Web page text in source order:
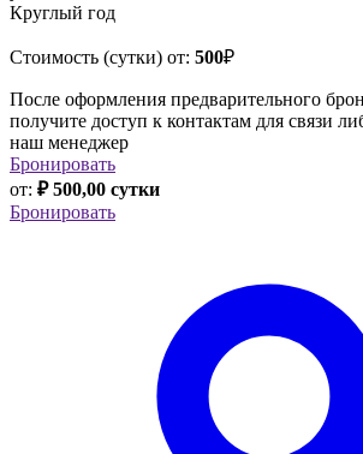
Круглый год
Стоимость (сутки) от: 500₽
После оформления предварительного
получите доступ к контактам для связи
наш менеджер
Бронировать
от: ₽ 500,00 сутки
Бронировать